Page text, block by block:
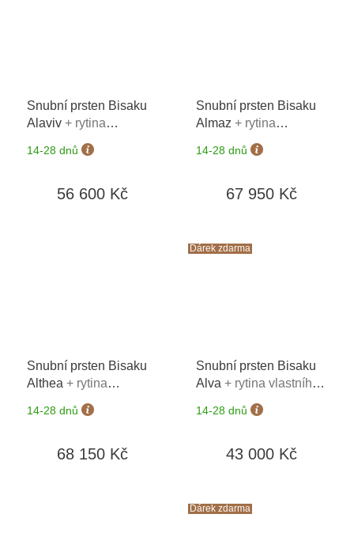
Snubní prsten Bisaku
Alaviv + rytina
vlastního textu na oba
prsteny*
14-28 dnů
56 600 Kč
Snubní prsten Bisaku
Almaz + rytina
vlastního textu na oba
prsteny*
14-28 dnů
67 950 Kč
Snubní prsten Bisaku
Althea + rytina
vlastního textu na oba
prsteny*
14-28 dnů
68 150 Kč
Dárek zdarma
Snubní prsten Bisaku
Alva + rytina vlastního
textu na oba prsteny*
14-28 dnů
43 000 Kč
Dárek zdarma